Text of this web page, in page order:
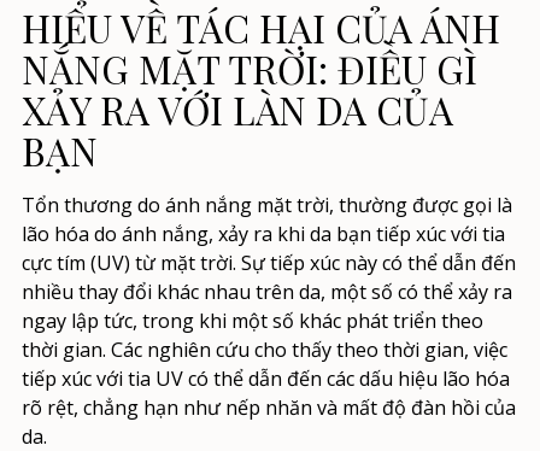
HIỂU VỀ TÁC HẠI CỦA ÁNH
NẮNG MẶT TRỜI: ĐIỀU GÌ
XẢY RA VỚI LÀN DA CỦA
BẠN
Tổn thương do ánh nắng mặt trời, thường được gọi là
lão hóa do ánh nắng, xảy ra khi da bạn tiếp xúc với tia
cực tím (UV) từ mặt trời. Sự tiếp xúc này có thể dẫn đến
nhiều thay đổi khác nhau trên da, một số có thể xảy ra
ngay lập tức, trong khi một số khác phát triển theo
thời gian. Các nghiên cứu cho thấy theo thời gian, việc
tiếp xúc với tia UV có thể dẫn đến các dấu hiệu lão hóa
rõ rệt, chẳng hạn như nếp nhăn và mất độ đàn hồi của
da.